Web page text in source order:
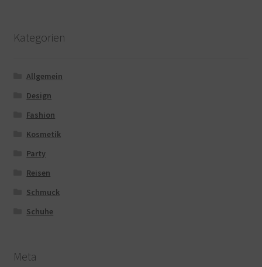
Kategorien
Allgemein
Design
Fashion
Kosmetik
Party
Reisen
Schmuck
Schuhe
Meta